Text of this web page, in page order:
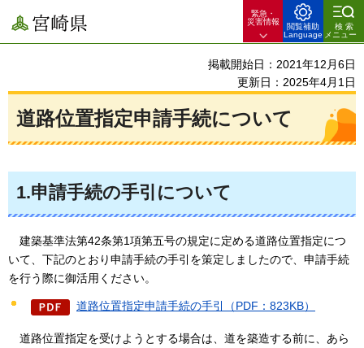
宮崎県
緊急・
災害情報
閲覧補助
Language
検索
メニュー
掲載開始日：2021年12月6日
更新日：2025年4月1日
道路位置指定申請手続について
1.申請手続の手引について
建築基準法第42条第1項第五号の規定に定める道路位置指定につ
いて、下記のとおり申請手続の手引 を策定しましたので、申請手続
を行う際に御活用ください。
道路位置指定申請手続の手引（PDF：823KB）
道路位置指定を受けようとする場合は、道を築造する前に、あら